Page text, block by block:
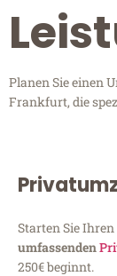
Planen Sie einen
Frankfurt, die
Starten Sie
umfassenden
250€ beginnt.